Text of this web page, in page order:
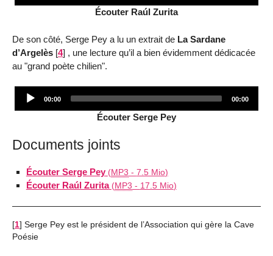
Écouter Raúl Zurita
De son côté, Serge Pey a lu un extrait de La Sardane
d’Argelès [4] , une lecture qu’il a bien évidemment dédicacée
au "grand poète chilien".
00:00 00:00
Écouter Serge Pey
Documents joints
Écouter Serge Pey (MP3 - 7.5 Mio)
Écouter Raúl Zurita (MP3 - 17.5 Mio)
[1] Serge Pey est le président de l’Association qui gère la Cave
Poésie